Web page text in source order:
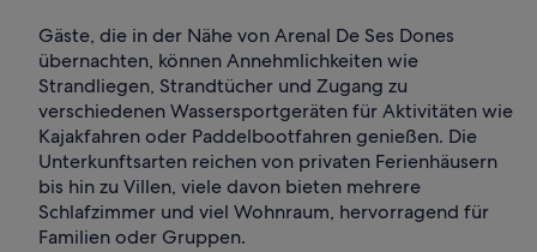
Gäste, die in der Nähe von Arenal De Ses Dones
übernachten, können Annehmlichkeiten wie
Strandliegen, Strandtücher und Zugang zu
verschiedenen Wassersportgeräten für Aktivitäten wie
Kajakfahren oder Paddelbootfahren genießen. Die
Unterkunftsarten reichen von privaten Ferienhäusern
bis hin zu Villen, viele davon bieten mehrere
Schlafzimmer und viel Wohnraum, hervorragend für
Familien oder Gruppen.